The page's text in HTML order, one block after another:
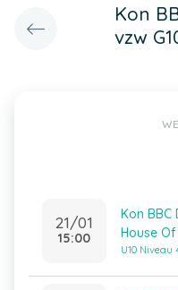
Kon
vzw
21/01
15:00
Kon BBC
House
U10 Niveau